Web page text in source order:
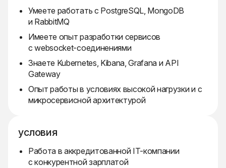
Умеете работать с PostgreSQL, MongoDB
и RabbitMQ
Имеете опыт разработки сервисов
с websocket-соединениями
Знаете Kubernetes, Kibana, Grafana и API
Gateway
Опыт работы в условиях высокой нагрузки и с
микросервисной архитектурой
условия
Работа в аккредитованной IT-компании
с конкурентной зарплатой